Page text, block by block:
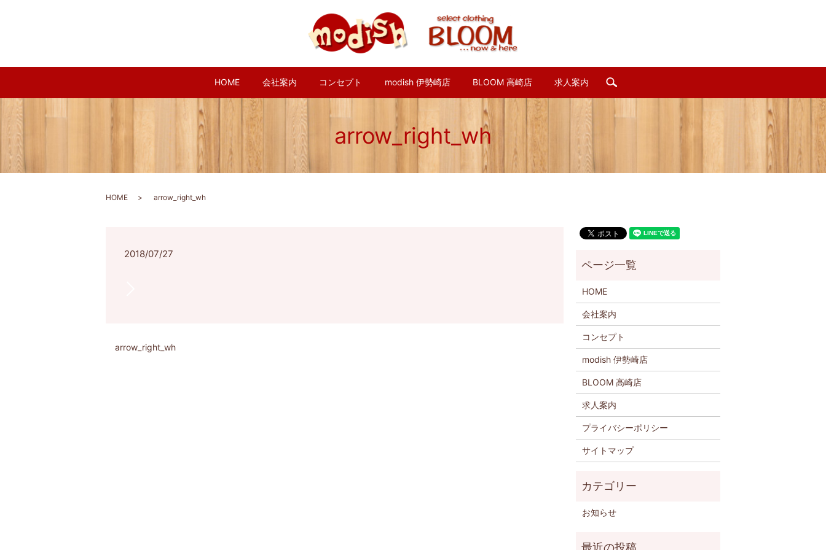
HOME 会社案内 コンセプト modish 伊勢崎店 BLOOM 高崎店 求人案内 search
arrow_right_wh
HOME arrow_right_wh
2018/07/27
arrow_right_wh
HOME
会社案内
コンセプト
modish 伊勢崎店
BLOOM 高崎店
求人案内
プライバシーポリシー
サイトマップ
お知らせ